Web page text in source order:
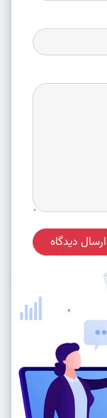
ارسال دیدگاه